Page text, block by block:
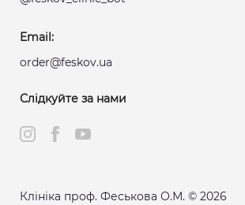
Email:
order@feskov.ua
Слідкуйте за нами
Клініка проф. Феськова О.М. © 2026